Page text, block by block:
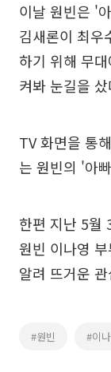
이날 원빈은 '
김새론이 최우
하기 위해 무
켜봐 눈길을
TV 화면을 통
는 원빈의 '아
한편 지난 5월
원빈 이나영
알려 뜨거운
#원빈 #이